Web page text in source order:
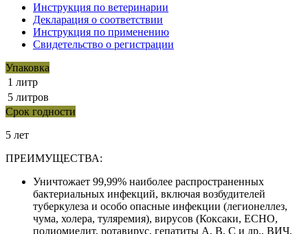
Инструкция по ветеринарии
Декларация о соответствии
Инструкция по применению
Свидетельство о регистрации
Упаковка
1 литр
5 литров
Срок годности
5 лет
ПРЕИМУЩЕСТВА:
Уничтожает 99,99% наиболее распространенных
бактериальных инфекций, включая возбудителей
туберкулеза и особо опасные инфекции (легионеллез,
чума, холера, туляремия), вирусов (Коксаки, ЕСНО,
полиомиелит, ротавирус, гепатиты А, В, С и др., ВИЧ,